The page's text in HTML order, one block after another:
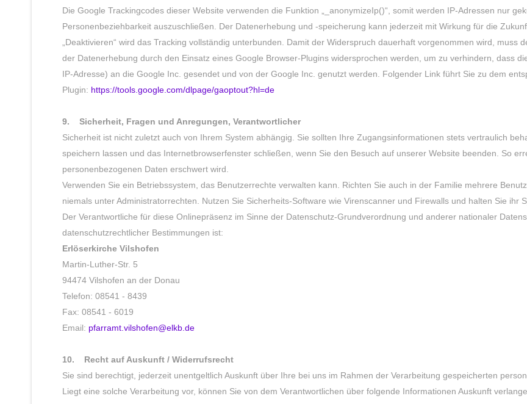
Die Google Trackingcodes dieser Website verwenden die Funktion „_anonymizeIp()“, somit werden IP-Adressen nur
Personenbeziehbarkeit auszuschließen. Der Datenerhebung und -speicherung kann jederzeit mit Wirkung für die
„Deaktivieren“ wird das Tracking vollständig unterbunden. Damit der Widerspruch dauerhaft vorgenommen wird, muss
der Datenerhebung durch den Einsatz eines Google Browser-Plugins widersprochen werden, um zu verhindern, dass
IP-Adresse) an die Google Inc. gesendet und von der Google Inc. genutzt werden. Folgender Link führt Sie zu dem
Plugin: https://tools.google.com/dlpage/gaoptout?hl=de
9. Sicherheit, Fragen und Anregungen, Verantwortlicher
Sicherheit ist nicht zuletzt auch von Ihrem System abhängig. Sie sollten Ihre Zugangsinformationen stets vertraulich
speichern lassen und das Internetbrowserfenster schließen, wenn Sie den Besuch auf unserer Website beenden. So
personenbezogenen Daten erschwert wird.
Verwenden Sie ein Betriebssystem, das Benutzerrechte verwalten kann. Richten Sie auch in der Familie mehrere
niemals unter Administratorrechten. Nutzen Sie Sicherheits-Software wie Virenscanner und Firewalls und halten Sie ihr
Der Verantwortliche für diese Onlinepräsenz im Sinne der Datenschutz-Grundverordnung und anderer nationaler
datenschutzrechtlicher Bestimmungen ist:
Erlöserkirche Vilshofen
Martin-Luther-Str. 5
94474 Vilshofen an der Donau
Telefon: 08541 - 8439
Fax: 08541 - 6019
Email: pfarramt.vilshofen@elkb.de
10. Recht auf Auskunft / Widerrufsrecht
Sie sind berechtigt, jederzeit unentgeltlich Auskunft über Ihre bei uns im Rahmen der Verarbeitung gespeicherten
Liegt eine solche Verarbeitung vor, können Sie von dem Verantwortlichen über folgende Informationen Auskunft